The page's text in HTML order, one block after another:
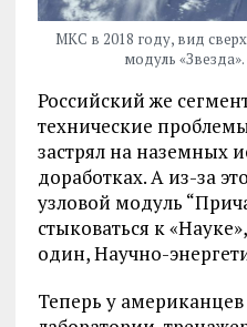
МКС в 2018 году, вид
модуль
Российский же
технические
застрял на наземных
доработках. А из-за
узловой модуль
стыковаться к
один, Научно-
Теперь у